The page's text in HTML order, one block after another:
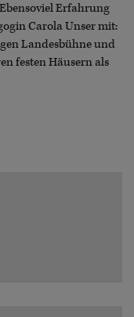
Erfahrung
Carola Unser mit:
Landesbühne und
festen Häusern als